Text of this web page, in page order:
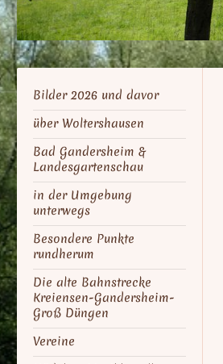
Bilder 2026 und davor
über Woltershausen
Bad Gandersheim &
Landesgartenschau
in der Umgebung
unterwegs
Besondere Punkte
rundherum
Die alte Bahnstrecke
Kreiensen-Gandersheim-
Groß Düngen
Vereine